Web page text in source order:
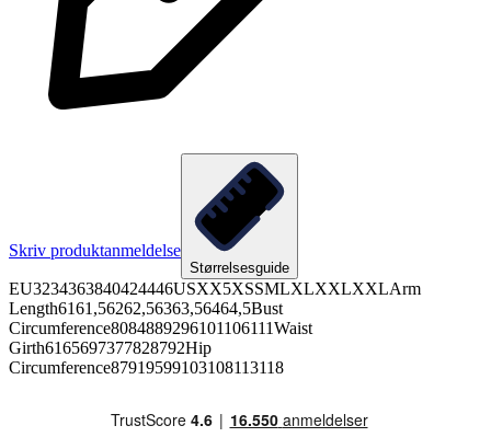
Skriv produktanmeldelse
Størrelsesguide
EU3234363840424446USXX5XSSMLXLXXLXXLArm
Length6161,56262,56363,56464,5Bust
Circumference8084889296101106111Waist
Girth6165697377828792Hip
Circumference87919599103108113118